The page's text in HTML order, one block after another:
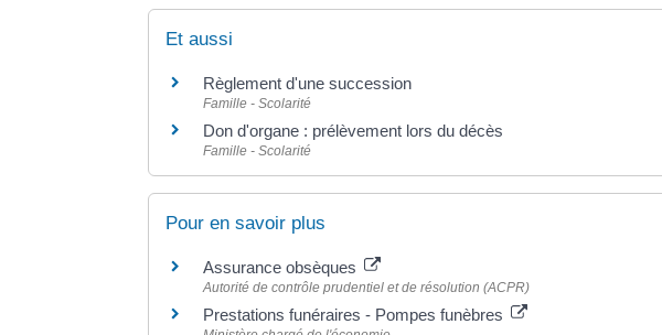
Et aussi
Règlement d'une succession
Famille - Scolarité
Don d'organe : prélèvement lors du décès
Famille - Scolarité
Pour en savoir plus
Assurance obsèques
Autorité de contrôle prudentiel et de résolution (ACPR)
Prestations funéraires - Pompes funèbres